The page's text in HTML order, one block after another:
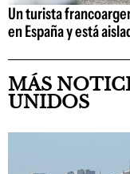
Un turista
en España y está
MÁS
UNIDOS